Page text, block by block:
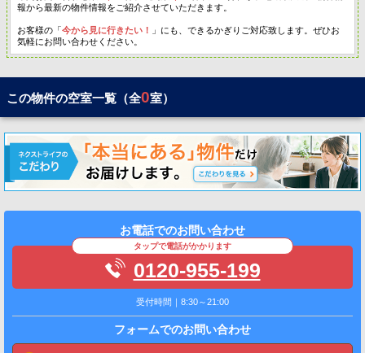
報から最新の物件情報をご紹介させていただきます。
お客様の「今から見に行きたい！
」にも、できるかぎりご対応致します。ぜひお
気軽にお問い合わせください。
この物件の空室一覧（全0室）
お電話でのお問い合わせ
タップで電話がかかります
0120-955-199
受付時間｜8:30～21:00
フォームでのお問い合わせ